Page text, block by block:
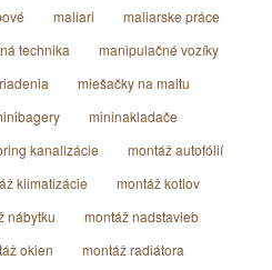
maliari
maliarske práce
technika
manipulačné vozíky
miešačky na maltu
mininakladače
kanalizácie
montáž autofólií
klimatizácie
montáž kotlov
nábytku
montáž nadstavieb
okien
montáž radiátora